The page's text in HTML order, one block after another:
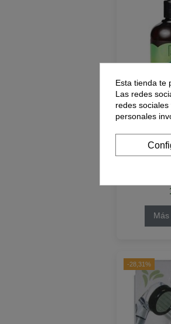
Gel De
-28,31%
Esta tienda te
Las redes
redes
personales